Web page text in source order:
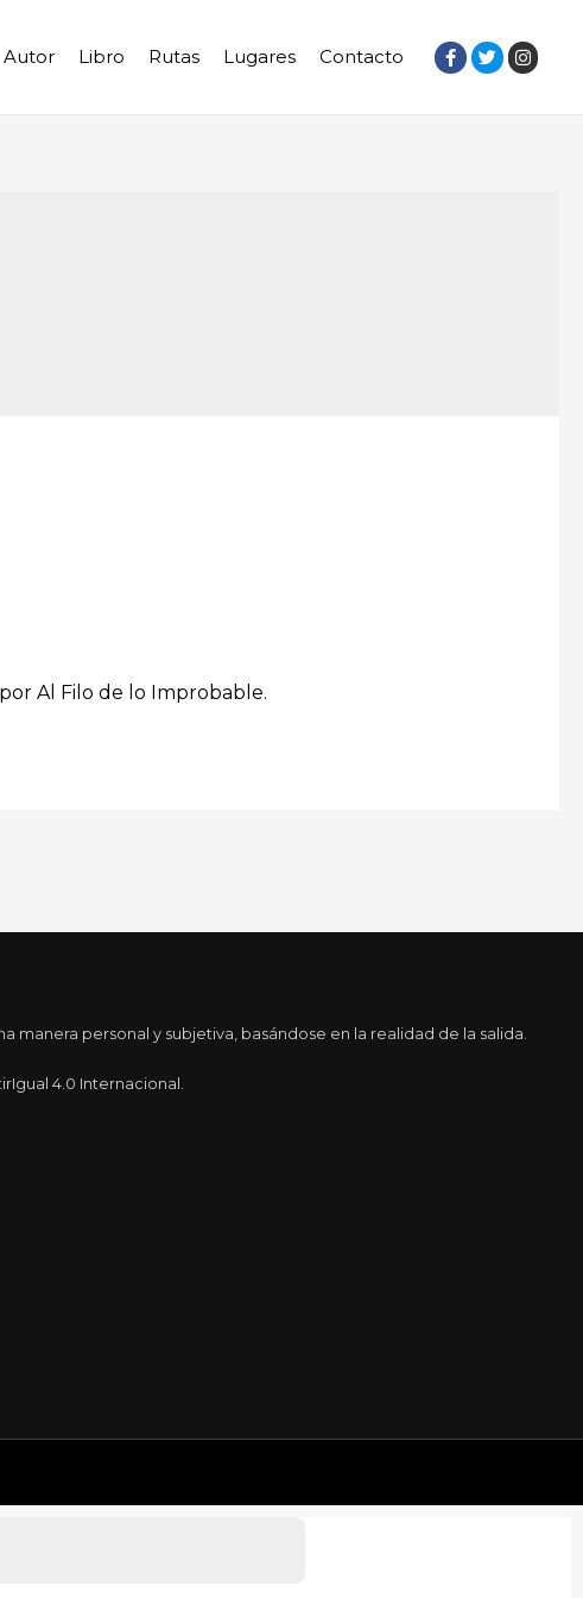
Autor Libro Rutas Lugares Contacto
Al Filo de lo Improbable.
personal y subjetiva, basándose en la realidad de la salida.
4.0 Internacional.